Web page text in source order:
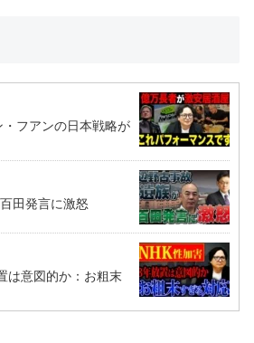
・フアンの日本戦略が
田発言に激怒
は意図的か：お粗末